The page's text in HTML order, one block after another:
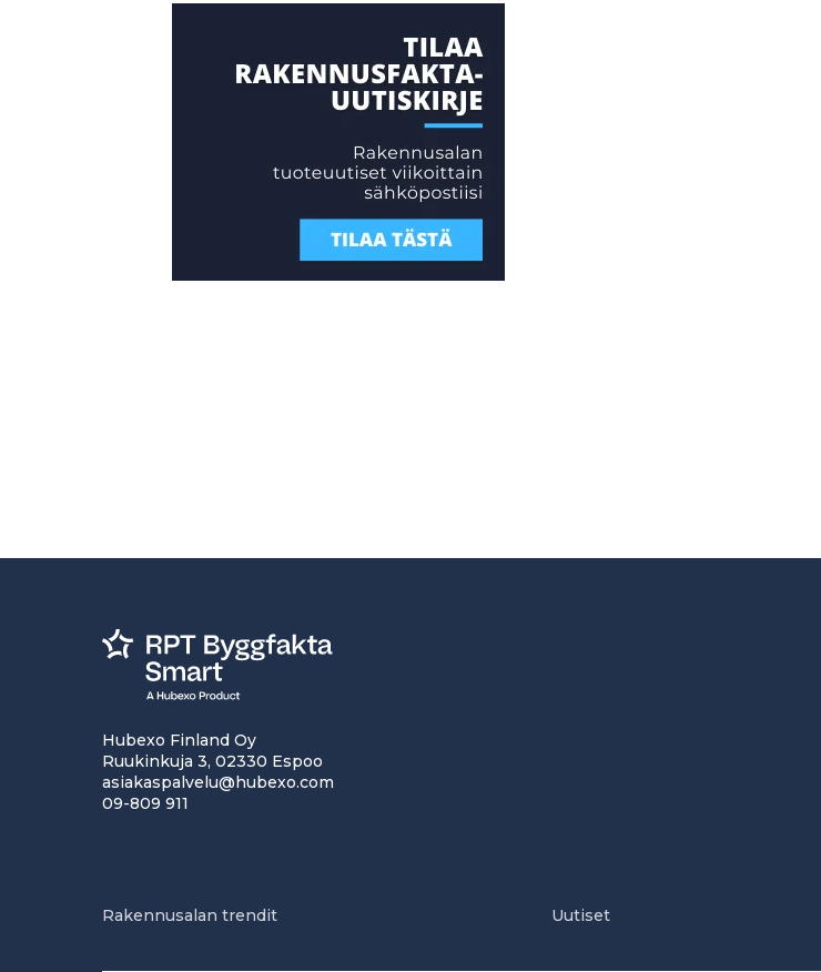
Hubexo Finland Oy
Ruukinkuja 3, 02330 Espoo
asiakaspalvelu@hubexo.com
09-809 911
Rakennusalan trendit Uutiset